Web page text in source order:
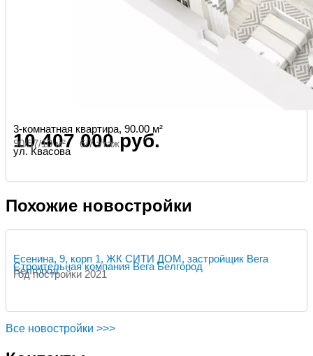
3-комнатная квартира, 90.00 м²
10 407 000 руб.
90/57/10 м² 6/7 этаж
ул. Квасова
Похожие новостройки
Есенина, 9, корп 1, ЖК СИТИ ДОМ, застройщик Вега
Белгород
Строительная компания Вега Белгород
Год постройки 2021
Все новостройки >>>